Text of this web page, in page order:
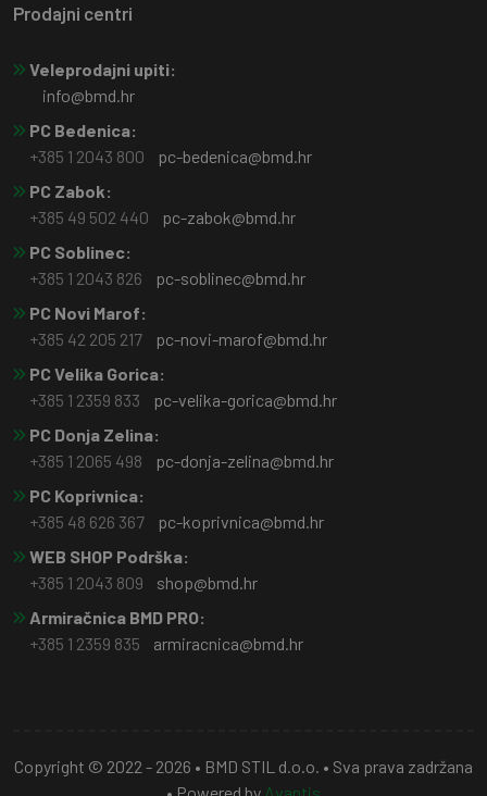
Prodajni centri
Veleprodajni upiti:
info@bmd.hr
PC Bedenica:
+385 1 2043 800
pc-bedenica@bmd.hr
PC Zabok:
+385 49 502 440
pc-zabok@bmd.hr
PC Soblinec:
+385 1 2043 826
pc-soblinec@bmd.hr
PC Novi Marof:
+385 42 205 217
pc-novi-marof@bmd.hr
PC Velika Gorica:
+385 1 2359 833
pc-velika-gorica@bmd.hr
PC Donja Zelina:
+385 1 2065 498
pc-donja-zelina@bmd.hr
PC Koprivnica:
+385 48 626 367
pc-koprivnica@bmd.hr
WEB SHOP Podrška:
+385 1 2043 809
shop@bmd.hr
Armiračnica BMD PRO:
+385 1 2359 835
armiracnica@bmd.hr
Copyright © 2022 - 2026 • BMD STIL d.o.o. • Sva prava zadržana